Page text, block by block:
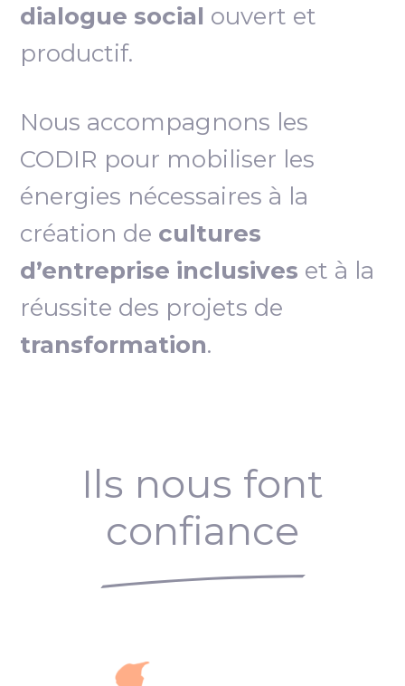
dialogue social ouvert et
productif.
Nous accompagnons les
CODIR pour mobiliser les
énergies nécessaires à la
création de cultures
d’entreprise inclusives et à la
réussite des projets de
transformation.
Ils nous font
confiance